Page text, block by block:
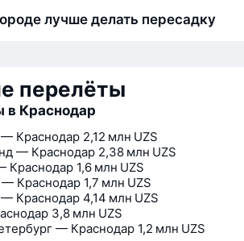
лучше делать пересадку
перелёты
в Краснодар
Краснодар 2,12 млн UZS
— Краснодар 2,38 млн UZS
Краснодар 1,6 млн UZS
Краснодар 1,7 млн UZS
Краснодар 4,14 млн UZS
3,8 млн UZS
— Краснодар 1,2 млн UZS